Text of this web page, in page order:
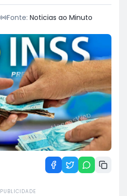
Fonte: Noticias ao Minuto
PUBLICIDADE